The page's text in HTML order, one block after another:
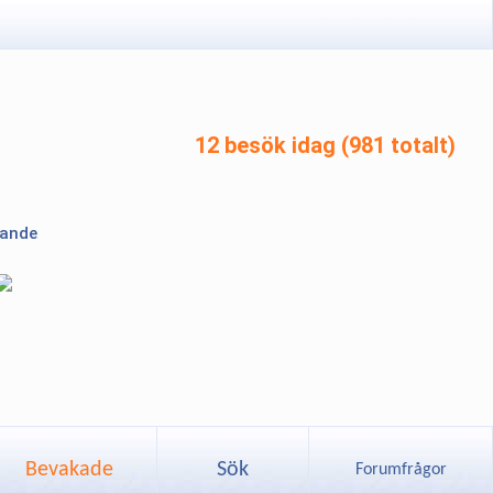
12 besök idag (981 totalt)
Bevakade Sök Forumfrågor